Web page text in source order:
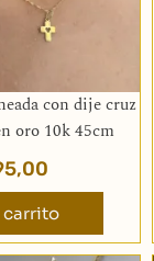
con dije cruz
oro 10k 45cm
carrito